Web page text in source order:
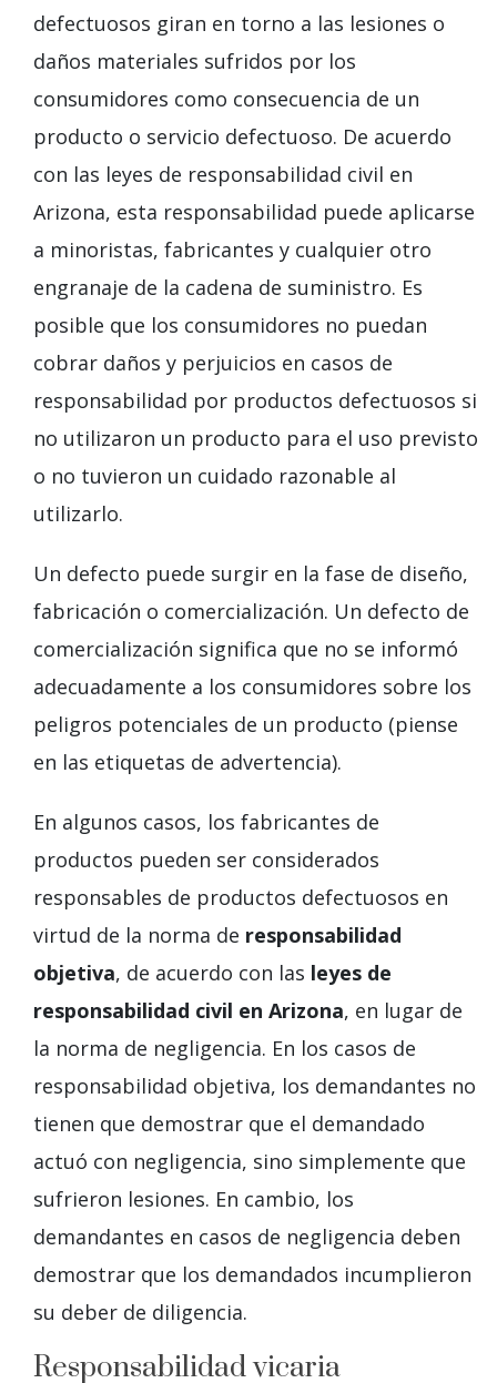
defectuosos giran en torno a las lesiones o
daños materiales sufridos por los
consumidores como consecuencia de un
producto o servicio defectuoso. De acuerdo
con las leyes de responsabilidad civil en
Arizona, esta responsabilidad puede aplicarse
a minoristas, fabricantes y cualquier otro
engranaje de la cadena de suministro. Es
posible que los consumidores no puedan
cobrar daños y perjuicios en casos de
responsabilidad por productos defectuosos si
no utilizaron un producto para el uso previsto
o no tuvieron un cuidado razonable al
utilizarlo.
Un defecto puede surgir en la fase de diseño,
fabricación o comercialización. Un defecto de
comercialización significa que no se informó
adecuadamente a los consumidores sobre los
peligros potenciales de un producto (piense
en las etiquetas de advertencia).
En algunos casos, los fabricantes de
productos pueden ser considerados
responsables de productos defectuosos en
virtud de la norma de responsabilidad
objetiva, de acuerdo con las leyes de
responsabilidad civil en Arizona, en lugar de
la norma de negligencia. En los casos de
responsabilidad objetiva, los demandantes no
tienen que demostrar que el demandado
actuó con negligencia, sino simplemente que
sufrieron lesiones. En cambio, los
demandantes en casos de negligencia deben
demostrar que los demandados incumplieron
su deber de diligencia.
Responsabilidad vicaria